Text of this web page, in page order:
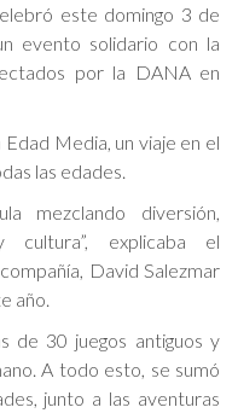
este domingo 3 de
evento solidario con la
por la DANA en
Media, un viaje en el
las edades.
mezclando diversión,
cultura”, explicaba el
David Salezmar
año.
de 30 juegos antiguos y
A todo esto, se sumó
junto a las aventuras